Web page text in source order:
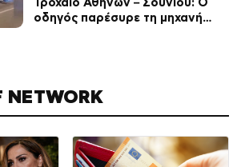
οδηγός παρέσυρε τη μηχανή
NETWORK